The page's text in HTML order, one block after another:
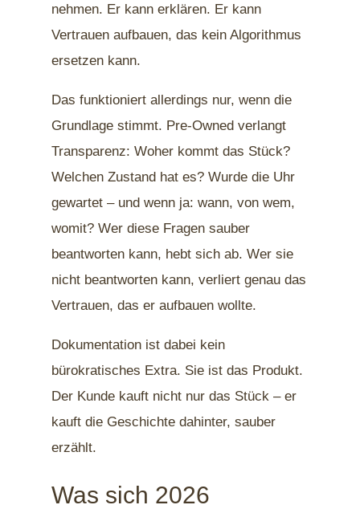
nehmen. Er kann erklären. Er kann
Vertrauen aufbauen, das kein Algorithmus
ersetzen kann.
Das funktioniert allerdings nur, wenn die
Grundlage stimmt. Pre-Owned verlangt
Transparenz: Woher kommt das Stück?
Welchen Zustand hat es? Wurde die Uhr
gewartet – und wenn ja: wann, von wem,
womit? Wer diese Fragen sauber
beantworten kann, hebt sich ab. Wer sie
nicht beantworten kann, verliert genau das
Vertrauen, das er aufbauen wollte.
Dokumentation ist dabei kein
bürokratisches Extra. Sie ist das Produkt.
Der Kunde kauft nicht nur das Stück – er
kauft die Geschichte dahinter, sauber
erzählt.
Was sich 2026